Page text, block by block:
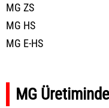
MG ZS
MG HS
MG E-HS
MG